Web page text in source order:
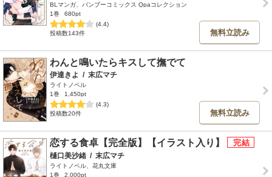
BLマンガ、バンブーコミックス Qpaコレクション
1巻
680pt
(4.4)
投稿数143件
無料立読み
わんと鳴いたらキスして撫でて
伊達きよ / 末広マチ
ライトノベル
1巻
1,450pt
(4.3)
投稿数20件
無料立読み
恋する食卓【完全版】【イラスト入り】
樋口美沙緒 / 末広マチ
ライトノベル、花丸文庫
1巻
2,000pt